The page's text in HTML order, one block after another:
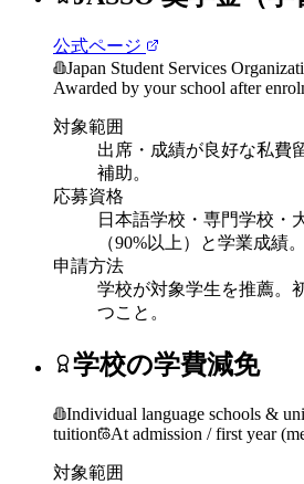
公式ページ
Japan Student Services
Awarded by your school after
対象範囲
出席・成績が良好な私費
補助。
応募資格
日本語学校・専門学校・
（90%以上）と学業成績。
申請方法
学校が対象学生を推薦。
つこと。
学校の学費減免
Individual language schools &
tuition
At admission / first year
対象範囲